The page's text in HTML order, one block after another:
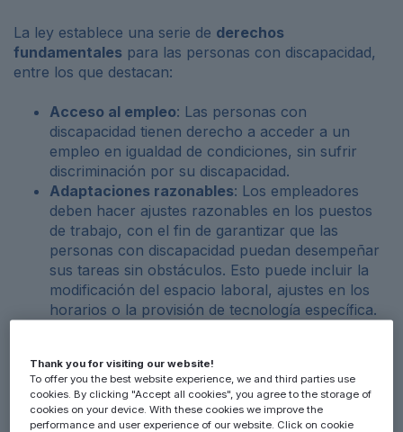
La ley establece una serie de derechos
fundamentales para las personas con discapacidad,
entre los que destacan:
Acceso al empleo: Las personas con
discapacidad tienen derecho a acceder a un
empleo en igualdad de condiciones, sin sufrir
discriminación por su discapacidad.
Adaptaciones razonables: Los empleadores
deben hacer ajustes razonables en los puestos
de trabajo, con el fin de garantizar que las
personas con discapacidad puedan desempeñar
sus tareas sin obstáculos. Esto puede incluir la
modificación del espacio laboral, ajustes en los
horarios o la provisión de tecnología específica.
las personas con discapacidad puedan moverse
libremente y acceder a los servicios de la
sociedad.
Thank you for visiting our website!
To offer you the best website experience, we and third parties use
cookies. By clicking "Accept all cookies", you agree to the storage of
cookies on your device. With these cookies we improve the
performance and user experience of our website. Click on cookie